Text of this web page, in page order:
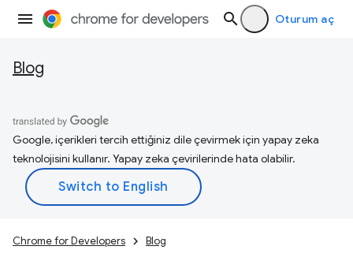
Oturum aç
Blog
Google, içerikleri tercih ettiğiniz dile çevirmek için yapay zeka
teknolojisini kullanır. Yapay zeka çevirilerinde hata olabilir.
Chrome for Developers Blog